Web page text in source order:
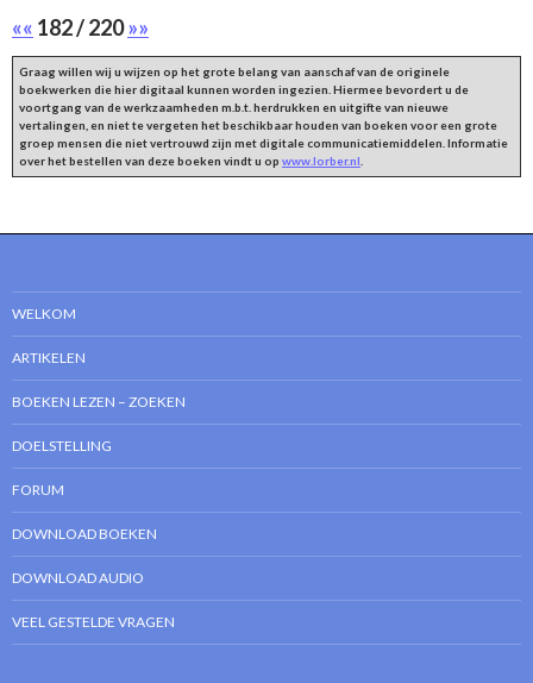
«« 182 / 220»»
Graag willen wij u wijzen op het grote belang van aanschaf van de originele
boekwerken die hier digitaal kunnen worden ingezien. Hiermee bevordert u de
voortgang van de werkzaamheden m.b.t. herdrukken en uitgifte van nieuwe
vertalingen, en niet te vergeten het beschikbaar houden van boeken voor een grote
groep mensen die niet vertrouwd zijn met digitale communicatiemiddelen. Informatie
over het bestellen van deze boeken vindt u op www.lorber.nl
WELKOM
ARTIKELEN
BOEKEN LEZEN – ZOEKEN
DOELSTELLING
FORUM
DOWNLOAD BOEKEN
DOWNLOAD AUDIO
VEEL GESTELDE VRAGEN